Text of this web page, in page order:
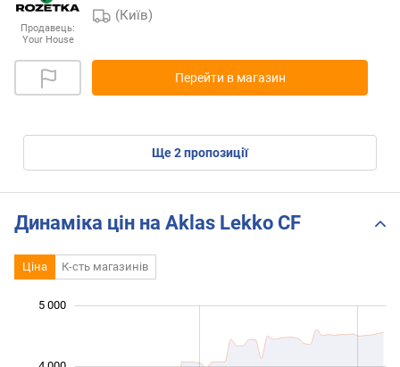
Продавець:
Your House
(Київ)
Перейти в магазин
ще2пропозиції
Динаміка цін на Aklas Lekko CF
Ціна К-сть магазинів
5 000